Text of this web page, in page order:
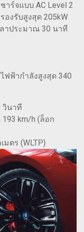
าร์จแบบ AC Level 2
องรับสูงสุด 205kW
ลาประมาณ 30 นาที
ฟฟ้ากำลังสูงสุด 340
วินาที
193 km/h (ล็อก
มตร (WLTP)